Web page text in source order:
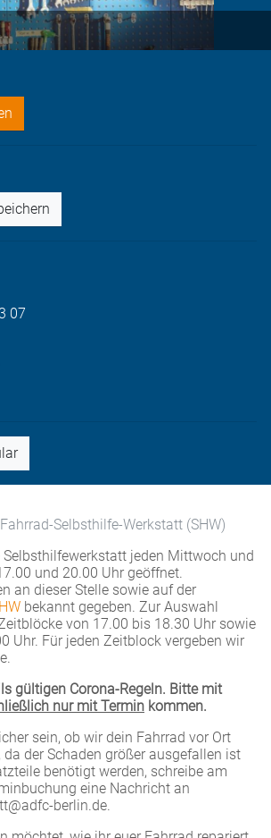
07
Selbsthilfe-Werkstatt (SHW)
Selbsthilfewerkstatt jeden Mittwoch und
und 20.00 Uhr geöffnet.
an dieser Stelle sowie auf der
bekannt gegeben. Zur Auswahl
von 17.00 bis 18.30 Uhr sowie
Uhr. Für jeden Zeitblock vergeben wir
gültigen Corona-Regeln. Bitte mit
nur mit Termin kommen.
sein, ob wir dein Fahrrad vor Ort
da der Schaden größer ausgefallen ist
benötigt werden, schreibe am
eine Nachricht an
berlin.de.